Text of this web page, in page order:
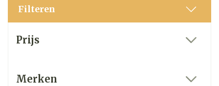
Filteren
Prijs
Merken